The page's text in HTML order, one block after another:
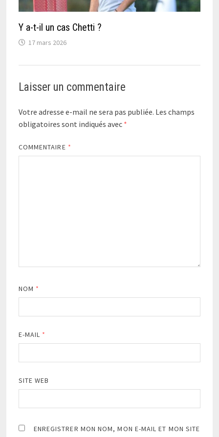
Y a-t-il un cas Chetti ?
17 mars 2026
Laisser un commentaire
Votre adresse e-mail ne sera pas publiée. Les champs
obligatoires sont indiqués avec *
COMMENTAIRE *
NOM *
E-MAIL *
SITE WEB
ENREGISTRER MON NOM, MON E-MAIL ET MON SITE